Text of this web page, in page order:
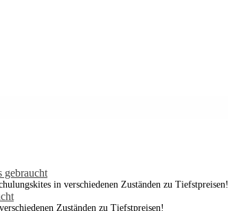
gebraucht
in verschiedenen Zuständen zu Tiefstpreisen!
Zuständen zu Tiefstpreisen!